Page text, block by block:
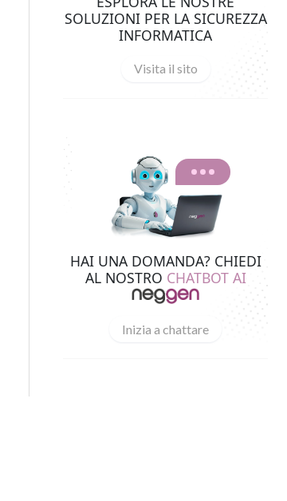
SOLUZIONI PER LA SICUREZZA
INFORMATICA
Visita il sito
HAI UNA DOMANDA? CHIEDI
AL NOSTRO CHATBOT AI
Inizia a chattare